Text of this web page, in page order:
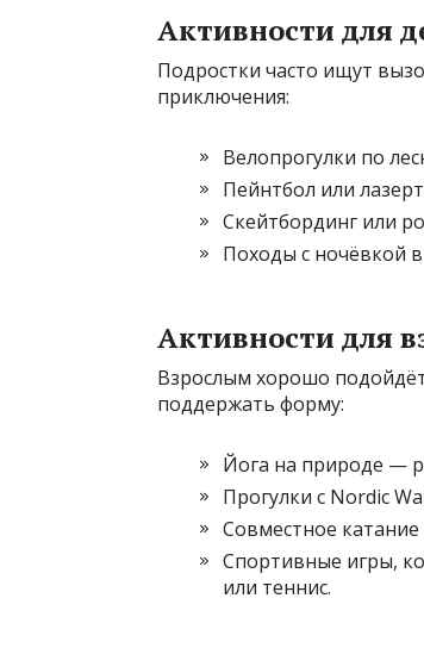
Активности для
Подростки часто ищут
приключения:
Велопрогулки по
Пейнтбол или
Скейтбординг или
Походы с ночёвкой в
Активности для
Взрослым хорошо
поддержать форму:
Йога на природе —
Прогулки с Nordic
Совместное
Спортивные игры,
или теннис.